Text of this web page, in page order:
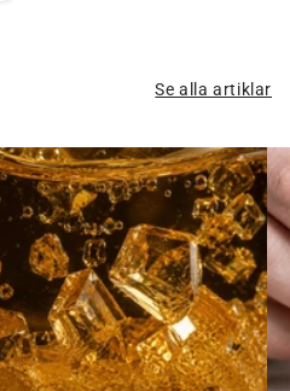
Se alla artiklar